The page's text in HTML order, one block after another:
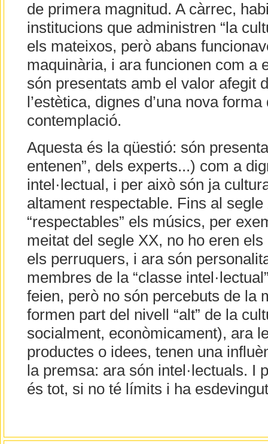
de primera magnitud. A càrrec,
institucions que administren “la
els mateixos, però abans
maquinària, i ara funcionen com a
són presentats amb el valor afegit
l’estètica, dignes d’una nova
contemplació.
Aquesta és la qüestió: són
entenen”, dels experts...) com a
intel·lectual, i per això són ja
altament respectable. Fins al segle
“respectables” els músics, per
meitat del segle XX, no ho eren
els perruquers, i ara són
membres de la “classe
feien, però no són percebuts de la
formen part del nivell “alt” de la
socialment, econòmicament), ara
productes o idees, tenen una
la premsa: ara són intel·lectuals. I
és tot, si no té límits i ha